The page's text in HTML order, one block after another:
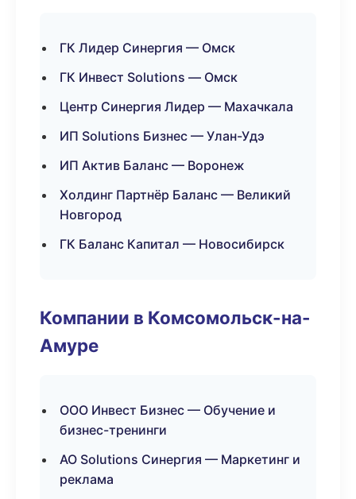
ГК Лидер Синергия — Омск
ГК Инвест Solutions — Омск
Центр Синергия Лидер — Махачкала
ИП Solutions Бизнес — Улан-Удэ
ИП Актив Баланс — Воронеж
Холдинг Партнёр Баланс — Великий
Новгород
ГК Баланс Капитал — Новосибирск
Компании в Комсомольск-на-
Амуре
ООО Инвест Бизнес — Обучение и
бизнес-тренинги
АО Solutions Синергия — Маркетинг и
реклама